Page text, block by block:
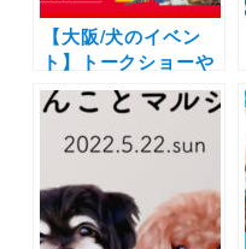
【大阪/犬のイベン
ト】トークショーや
愛犬と一緒に楽しむ
ゲーム・ショップも
いっぱい！|「Pet
博」（インテックス
大阪4号館）